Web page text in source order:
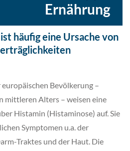
Ernährung
häufig eine Ursache von
Bevölkerung –
mittleren Alters – weisen eine
Histamin (Histaminose) auf. Sie
Symptomen u.a. der
Traktes und der Haut. Die